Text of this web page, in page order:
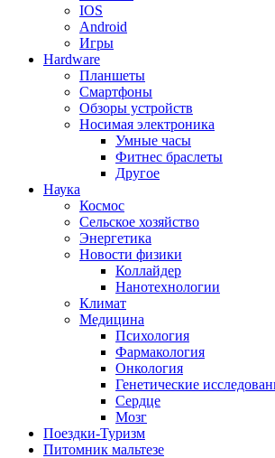
IOS
Android
Игры
Hardware
Планшеты
Смартфоны
Обзоры устройств
Носимая электроника
Умные часы
Фитнес браслеты
Другое
Наука
Космос
Сельское хозяйство
Энергетика
Новости физики
Коллайдер
Нанотехнологии
Климат
Медицина
Психология
Фармакология
Онкология
Генетические
Сердце
Мозг
Поездки-Туризм
Питомник мальтезе